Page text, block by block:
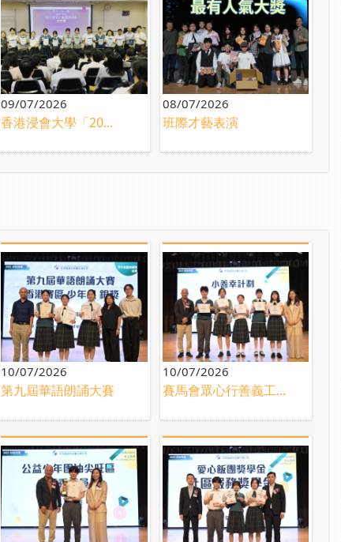
09/07/2026
香港浸會大學「20...
08/07/2026
班際才藝表演
10/07/2026
第九屆華語朗誦大賽
10/07/2026
賽馬會眾心行善義工...